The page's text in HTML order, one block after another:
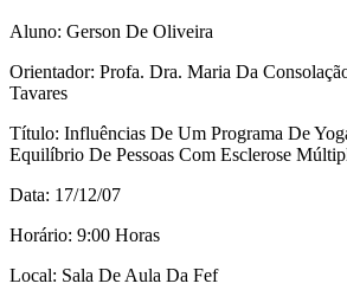
Aluno: Gerson De Oliveira
Orientador: Profa. Dra. Maria Da
Tavares
Título: Influências De Um Programa De
Equilíbrio De Pessoas Com Esclerose
Data: 17/12/07
Horário: 9:00 Horas
Local: Sala De Aula Da Fef